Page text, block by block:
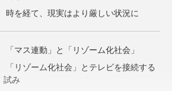
時を経て、現実はより厳しい状況に
「マス連動」と「リゾーム化社会」
「リゾーム化社会」とテレビを接続する
試み